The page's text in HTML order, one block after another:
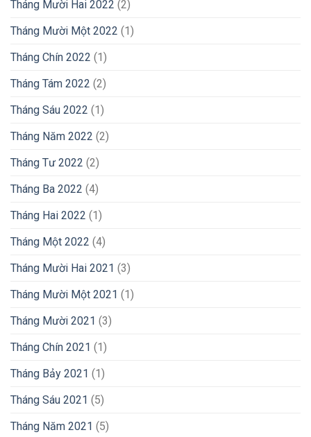
Tháng Mười Hai 2022 (2)
Tháng Mười Một 2022 (1)
Tháng Chín 2022 (1)
Tháng Tám 2022 (2)
Tháng Sáu 2022 (1)
Tháng Năm 2022 (2)
Tháng Tư 2022 (2)
Tháng Ba 2022 (4)
Tháng Hai 2022 (1)
Tháng Một 2022 (4)
Tháng Mười Hai 2021 (3)
Tháng Mười Một 2021 (1)
Tháng Mười 2021 (3)
Tháng Chín 2021 (1)
Tháng Bảy 2021 (1)
Tháng Sáu 2021 (5)
Tháng Năm 2021 (5)